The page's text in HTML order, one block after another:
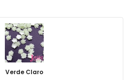
Verde Claro